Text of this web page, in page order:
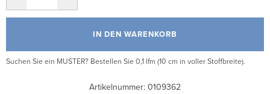
IN DEN WARENKORB
Suchen Sie ein MUSTER? Bestellen Sie 0,1 lfm (10 cm in voller Stoffbreite).
Artikelnummer: 0109362